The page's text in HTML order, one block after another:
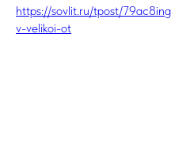
https://sovlit.ru/tpost/
v-velikoi-ot